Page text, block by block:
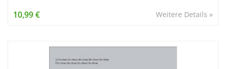
Young Adult
Weitere Details »
10,99 €